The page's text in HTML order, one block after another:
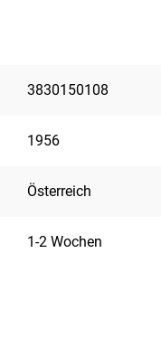
3830150108
1956
Österreich
1-2 Wochen